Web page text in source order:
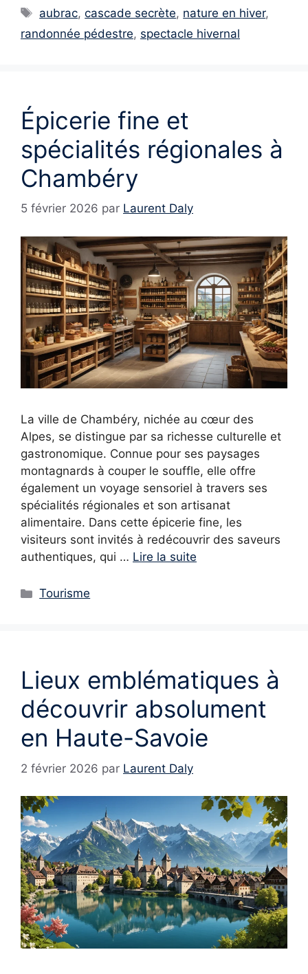
Étiquettes
aubrac,cascade secrète, nature en hiver,
randonnée pédestre, spectacle hivernal
Épicerie fine et
spécialités régionales à
Chambéry
5 février 2026 par Laurent Daly
La ville de Chambéry, nichée au cœur des
Alpes, se distingue par sa richesse culturelle et
gastronomique. Connue pour ses paysages
montagnards à couper le souffle, elle offre
également un voyage sensoriel à travers ses
spécialités régionales et son artisanat
alimentaire. Dans cette épicerie fine, les
visiteurs sont invités à redécouvrir des saveurs
authentiques, qui … Lire la suite
Catégories
Tourisme
Lieux emblématiques à
découvrir absolument
en Haute-Savoie
2 février 2026 par Laurent Daly